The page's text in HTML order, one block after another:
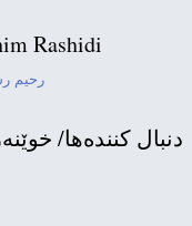
Rashidi
رحیم
دنبال كننده‌ها/